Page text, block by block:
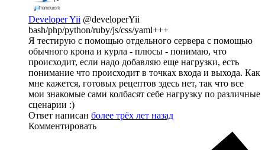
Developer Yii @developerYii
bash/php/python/ruby/js/css/yaml+++
Я тестирую с помощью отдельного сервера с помощью
обычного крона и курла - плюсы - понимаю, что
происходит, если надо добавляю еще нагрузки, есть
понимание что происходит в точках входа и выхода. Как
мне кажется, готовых рецептов здесь нет, так что все
мои знакомые сами колбасят себе нагрузку по различные
сценарии :)
Ответ написан более трёх лет назад
Комментировать